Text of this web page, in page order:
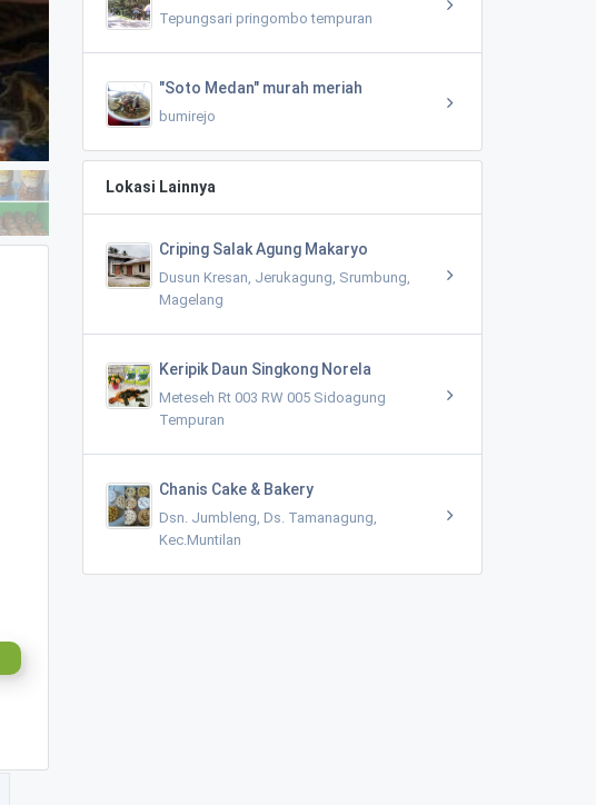
Tepungsari pringombo tempuran
"Soto Medan" murah meriah
bumirejo
Lokasi Lainnya
Criping Salak Agung Makaryo
Dusun Kresan, Jerukagung, Srumbung,
Magelang
Keripik Daun Singkong Norela
Meteseh Rt 003 RW 005 Sidoagung
Tempuran
Chanis Cake & Bakery
Dsn. Jumbleng, Ds. Tamanagung,
Kec.Muntilan